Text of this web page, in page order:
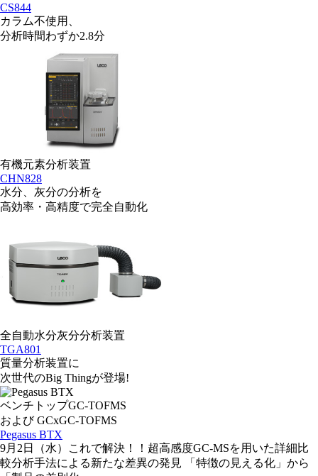
CS844
カラム不使用、
分析時間わずか2.8分
有機元素分析装置
CHN828
水分、灰分の分析を
高効率・高精度で完全自動化
全自動水分灰分分析装置
TGA801
質量分析装置に
次世代のBig Thingが登場!
ベンチトップGC-TOFMS
および GCxGC-TOFMS
Pegasus BTX
9月2日（水）
これで解決！！超高感度GC-MSを用いた詳細比
較分析手法による新たな差異の発見 「特徴の見える化」から